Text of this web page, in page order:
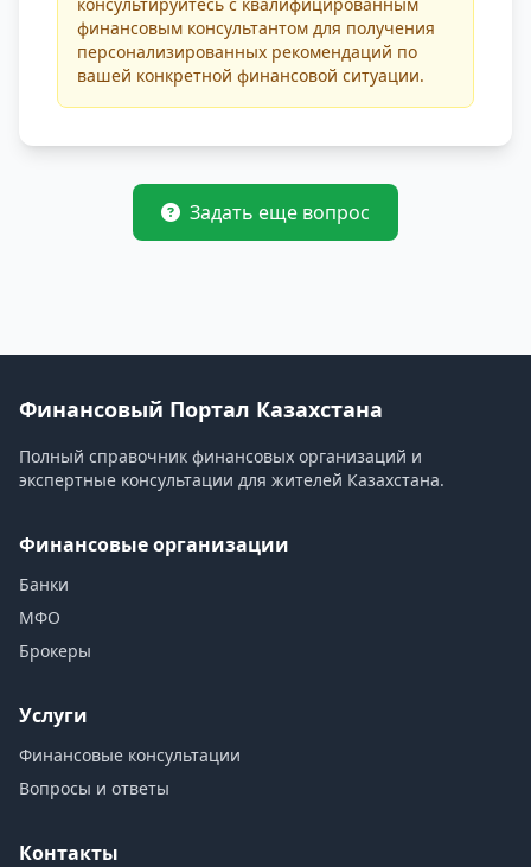
финансовым консультантом для получения
персонализированных рекомендаций по
вашей конкретной финансовой ситуации.
Задать еще вопрос
Финансовый Портал Казахстана
Полный справочник финансовых организаций и
экспертные консультации для жителей Казахстана.
Финансовые организации
Банки
МФО
Брокеры
Услуги
Финансовые консультации
Вопросы и ответы
Контакты